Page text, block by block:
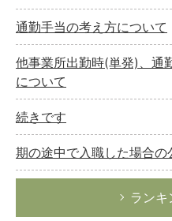
通勤手当の考え方について
他事業所出勤時(単発)、通
について
続きです
期の途中で入職した場合の
ランキ